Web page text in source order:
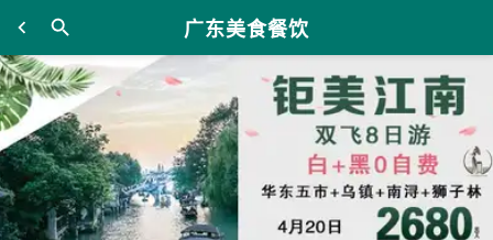
广东美食餐饮